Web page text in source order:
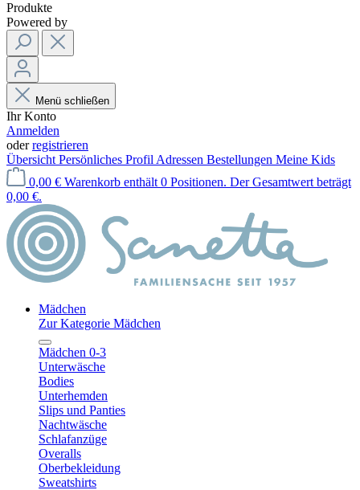
Produkte
Powered by
Menü schließen
Ihr Konto
Anmelden
oderregistrieren
Übersicht Persönliches Profil Adressen Bestellungen Meine Kids
0,00 € Warenkorb enthält 0 Positionen. Der Gesamtwert beträgt
0,00 €.
Mädchen
Zur Kategorie Mädchen
Mädchen 0-3
Unterwäsche
Bodies
Unterhemden
Slips und Panties
Nachtwäsche
Schlafanzüge
Overalls
Oberbekleidung
Sweatshirts